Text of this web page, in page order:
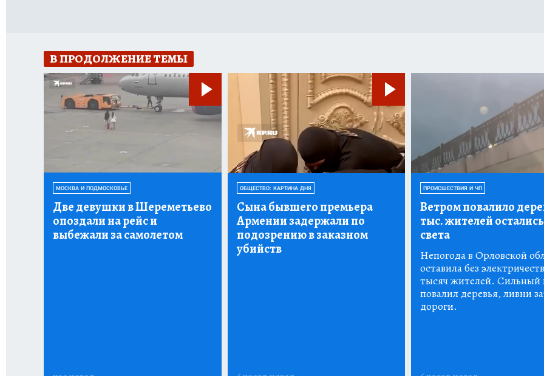
В ПРОДОЛЖЕНИЕ ТЕМЫ
МОСКВА И ПОДМОСКОВЬЕ
Две девушки в Шереметьево
опоздали на рейс и
выбежали за самолетом
ОБЩЕСТВО: КАРТИНА ДНЯ
Сына бывшего премьера
Армении задержали по
подозрению в заказном
убийств
ПРОИСШЕСТВИЯ И ЧП
Ветром повалило
тыс.жителей
света
Непогода в Орловской
оставила без
тысяч жителей. Сильный
повалил деревья, ливни
дороги.